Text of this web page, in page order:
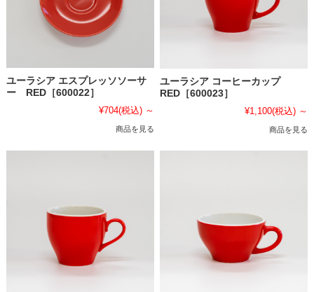
ユーラシア エスプレッソソーサ
ー RED［600022］
¥704(税込) ～
商品を見る
ユーラシア コーヒーカップ
RED［600023］
¥1,100(税込) ～
商品を見る